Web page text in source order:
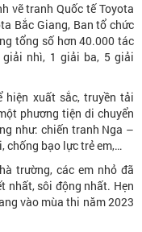
vẽ tranh Quốc tế Toyota
Bắc Giang, Ban tổ chức
tổng số hơn 40.000 tác
nhì, 1 giải ba, 5 giải
hiện xuất sắc, truyền tải
phương tiện di chuyển
như: chiến tranh Nga –
chống bạo lực trẻ em,…
trường, các em nhỏ đã
nhất, sôi động nhất. Hẹn
vào mùa thi năm 2023